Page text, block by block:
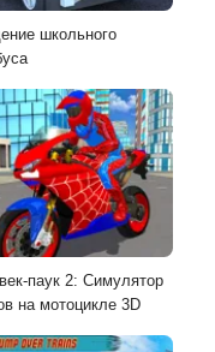
школьного
паук 2: Симулятор
на мотоцикле 3D